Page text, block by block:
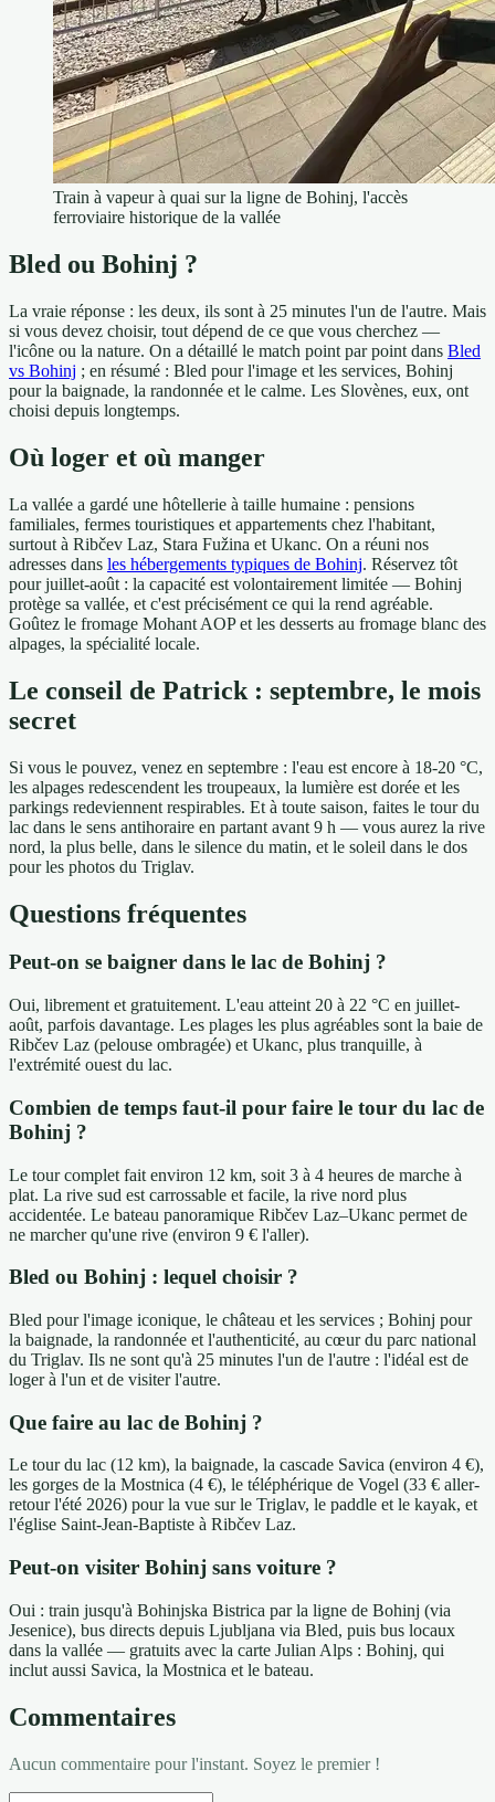
Train à vapeur à quai sur la ligne de Bohinj, l'accès
ferroviaire historique de la vallée
Bled ou Bohinj ?
La vraie réponse : les deux, ils sont à 25 minutes l'un de l'autre. Mais
si vous devez choisir, tout dépend de ce que vous cherchez —
l'icône ou la nature. On a détaillé le match point par point dans Bled
vs Bohinj ; en résumé : Bled pour l'image et les services, Bohinj
pour la baignade, la randonnée et le calme. Les Slovènes, eux, ont
choisi depuis longtemps.
Où loger et où manger
La vallée a gardé une hôtellerie à taille humaine : pensions
familiales, fermes touristiques et appartements chez l'habitant,
surtout à Ribčev Laz, Stara Fužina et Ukanc. On a réuni nos
adresses dans les hébergements typiques de Bohinj. Réservez tôt
pour juillet-août : la capacité est volontairement limitée — Bohinj
protège sa vallée, et c'est précisément ce qui la rend agréable.
Goûtez le fromage Mohant AOP et les desserts au fromage blanc des
alpages, la spécialité locale.
Le conseil de Patrick : septembre, le mois
secret
Si vous le pouvez, venez en septembre : l'eau est encore à 18-20 °C,
les alpages redescendent les troupeaux, la lumière est dorée et les
parkings redeviennent respirables. Et à toute saison, faites le tour du
lac dans le sens antihoraire en partant avant 9 h — vous aurez la rive
nord, la plus belle, dans le silence du matin, et le soleil dans le dos
pour les photos du Triglav.
Questions fréquentes
Peut-on se baigner dans le lac de Bohinj ?
Oui, librement et gratuitement. L'eau atteint 20 à 22 °C en juillet-
août, parfois davantage. Les plages les plus agréables sont la baie de
Ribčev Laz (pelouse ombragée) et Ukanc, plus tranquille, à
l'extrémité ouest du lac.
Combien de temps faut-il pour faire le tour du lac de
Bohinj ?
Le tour complet fait environ 12 km, soit 3 à 4 heures de marche à
plat. La rive sud est carrossable et facile, la rive nord plus
accidentée. Le bateau panoramique Ribčev Laz–Ukanc permet de
ne marcher qu'une rive (environ 9 € l'aller).
Bled ou Bohinj : lequel choisir ?
Bled pour l'image iconique, le château et les services ; Bohinj pour
la baignade, la randonnée et l'authenticité, au cœur du parc national
du Triglav. Ils ne sont qu'à 25 minutes l'un de l'autre : l'idéal est de
loger à l'un et de visiter l'autre.
Que faire au lac de Bohinj ?
Le tour du lac (12 km), la baignade, la cascade Savica (environ 4 €),
les gorges de la Mostnica (4 €), le téléphérique de Vogel (33 € aller-
retour l'été 2026) pour la vue sur le Triglav, le paddle et le kayak, et
l'église Saint-Jean-Baptiste à Ribčev Laz.
Peut-on visiter Bohinj sans voiture ?
Oui : train jusqu'à Bohinjska Bistrica par la ligne de Bohinj (via
Jesenice), bus directs depuis Ljubljana via Bled, puis bus locaux
dans la vallée — gratuits avec la carte Julian Alps : Bohinj, qui
inclut aussi Savica, la Mostnica et le bateau.
Commentaires
Aucun commentaire pour l'instant. Soyez le premier !